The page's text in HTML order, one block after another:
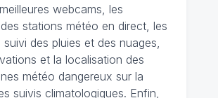
webcams, les
stations météo en direct, les
suivi des pluies et des nuages,
et la localisation des
météo dangereux sur la
suivis climatologiques. Enfin,